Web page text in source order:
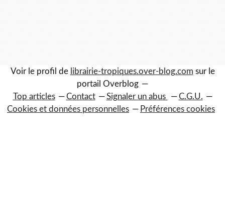
Voir le profil de librairie-tropiques.over-blog.com sur le
portail Overblog
Top articles
Contact Signaler un abus
C.G.U.
Cookies et données personnelles
Préférences cookies